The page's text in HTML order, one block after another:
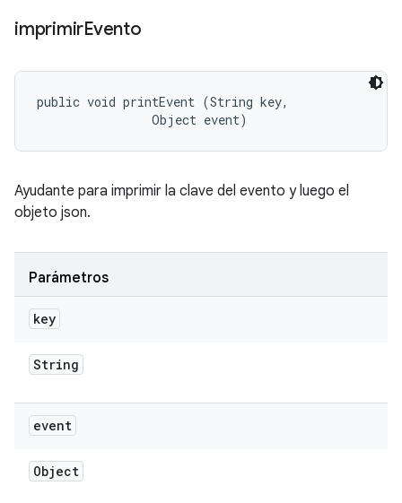
imprimirEvento
public void printEvent (String key,
                Object event)
Ayudante para imprimir la clave del evento y luego el
objeto json.
Parámetros
key
String
event
Object